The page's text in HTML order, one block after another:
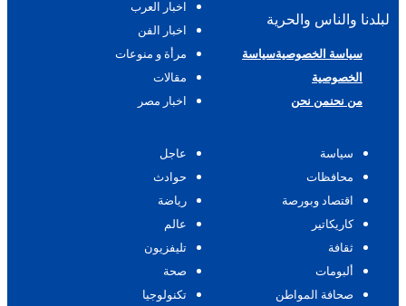
لبلدنا والناس والحرية
سياسة الخصوصيةسياسة
الخصوصية
من نحنمن نحن
اخبار العرب
اخبار الفن
مرأة و منوعات
مقالات
اخبار مصر
سياسة
محافظات
اقتصاد وبورصة
كاريكاتير
ثقافة
ألبومات
صحافة المواطن
عاجل
حوادث
رياضة
عالم
تليفزيون
صحة
تكنولوجيا